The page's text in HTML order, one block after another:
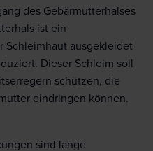
des Gebärmutterhalses
ist ein
Schleimhaut ausgekleidet
Dieser Schleim soll
schützen, die
eindringen können.
sind lange